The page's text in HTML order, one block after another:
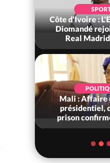
SPORT
Côte d'Ivoire :
Diomandé rejoint
Real Madrid jusqu'...
POLITIQUE
Mali : Affaire de
présidentiel, dix ans
prison confirmés pour